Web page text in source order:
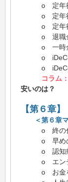
o 定年後は
o 定年後も
o 定年後
o 退職金
o 一時金と
o iDeCoを
o iDeCoの
コラム：
安いのは？
【第６章
＜第６章
o 終の住
o 早めの生
o 認知症対
o エンディ
o お金を使